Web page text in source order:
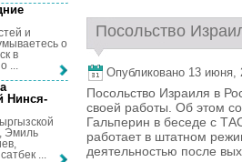
Посольство
Опубликовано 13 июня,
Посольство Израиля в
своей работы. Об этом
Гальперин в беседе с
работает в штатном
деятельностью после
и
о
в
...
Нинся-
Эмиль
...